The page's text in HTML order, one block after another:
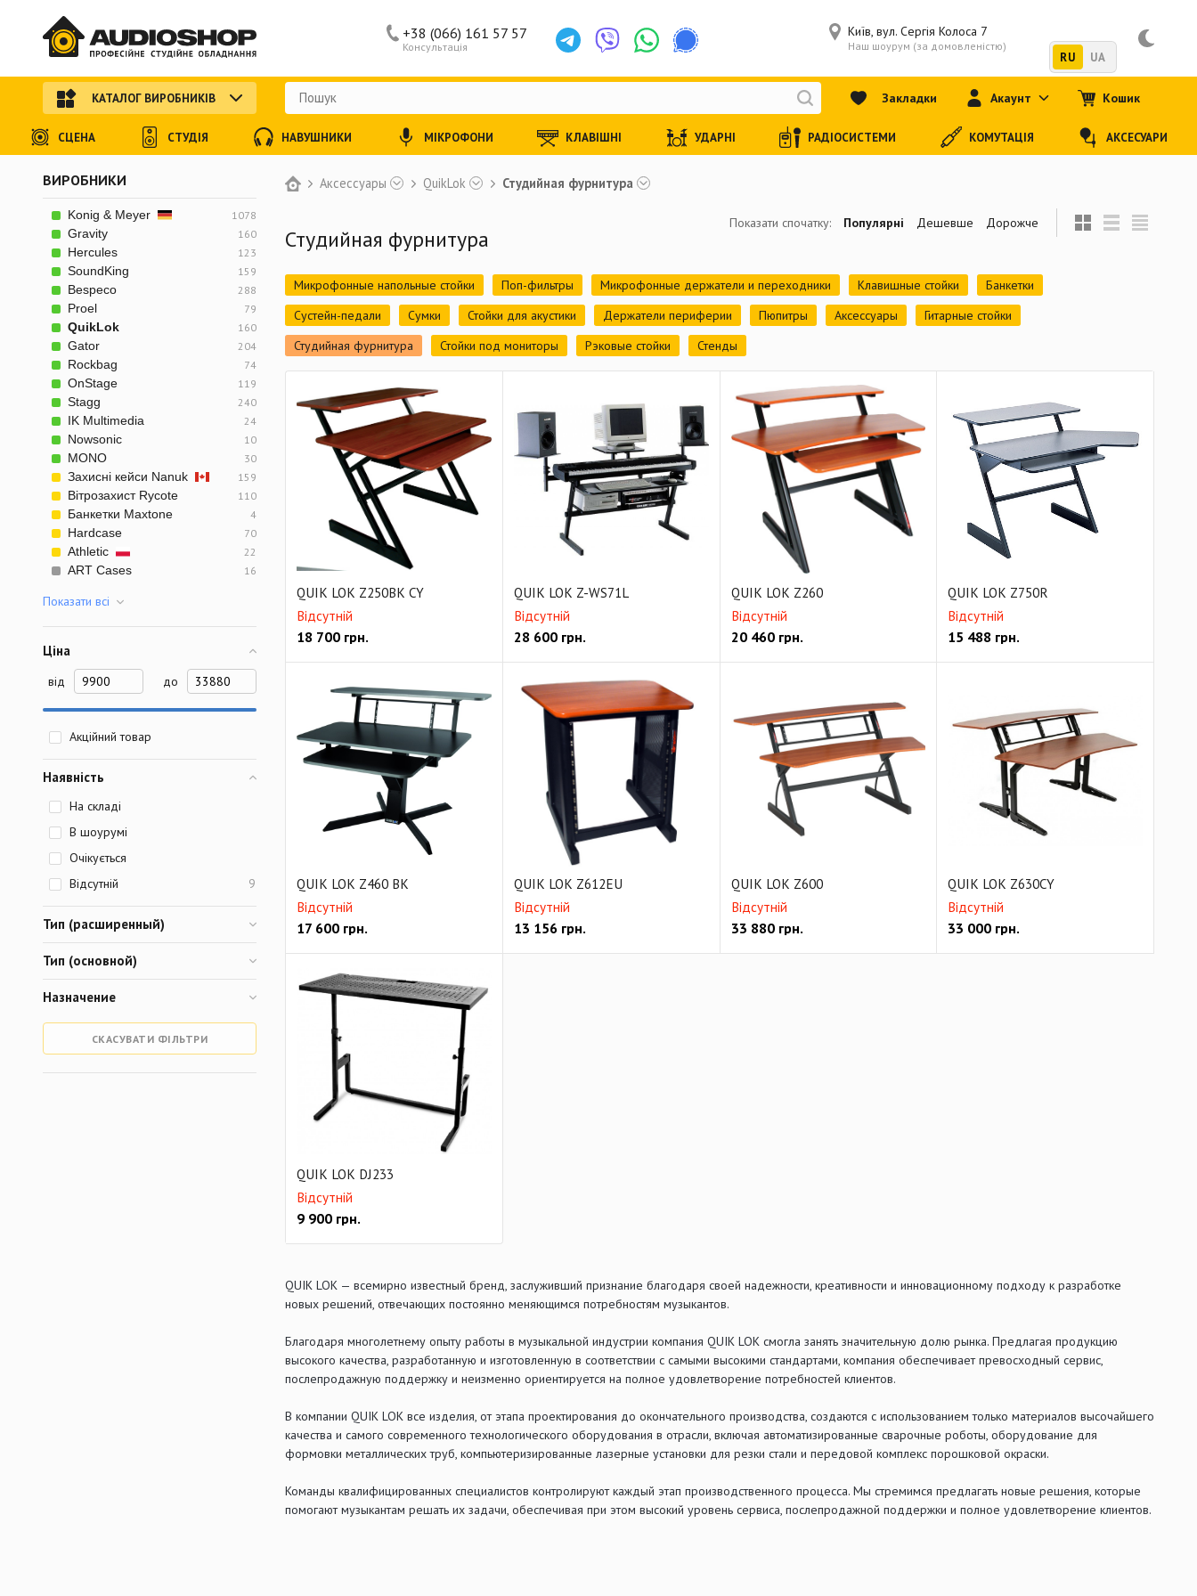
Аксессуары QuikLok Студийная фурнитура
Студийная фурнитура
Микрофонные напольные стойки Поп-фильтры Микрофонные держатели и переходники Клавишные стойки
Банкетки
Сустейн-педали
Сумки Стойки для акустики Держатели периферии Пюпитры Аксессуары
Гитарные стойки
Студийная фурнитура
Стойки под мониторы Рэковые стойки Стенды
QUIK LOK Z250BK CY
Відсутній
18 700 грн.
QUIK LOK Z-WS71L
Відсутній
28 600грн.
QUIK LOK Z260
Відсутній
20 460грн.
QUIK LOK Z750R
Відсутній
15 488 грн.
QUIK LOK Z460 BK
Відсутній
17 600 грн.
QUIK LOK Z612EU
Відсутній
13 156грн.
QUIK LOK Z600
Відсутній
33 880грн.
QUIK LOK Z630CY
Відсутній
33 000 грн.
QUIK LOK DJ233
Відсутній
9 900 грн.
Показати спочатку: Популярні Дешевше Дорожче
QUIK LOK — всемирно известный бренд, заслуживший признание благодаря своей надежности, креативности и инновационному подходу к разработке
новых решений, отвечающих постоянно меняющимся потребностям музыкантов.
Благодаря многолетнему опыту работы в музыкальной индустрии компания QUIK LOK смогла занять значительную долю рынка. Предлагая продукцию
высокого качества, разработанную и изготовленную в соответствии с самыми высокими стандартами, компания обеспечивает превосходный сервис,
послепродажную поддержку и неизменно ориентируется на полное удовлетворение потребностей клиентов.
В компании QUIK LOK все изделия, от этапа проектирования до окончательного производства, создаются с использованием только материалов высочайшего
качества и самого современного технологического оборудования в отрасли, включая автоматизированные сварочные роботы, оборудование для
формовки металлических труб, компьютеризированные лазерные установки для резки стали и передовой комплекс порошковой окраски.
Команды квалифицированных специалистов контролируют каждый этап производственного процесса. Мы стремимся предлагать новые решения, которые
помогают музыкантам решать их задачи, обеспечивая при этом высокий уровень сервиса, послепродажной поддержки и полное удовлетворение клиентов.
ВИРОБНИКИ
Konig & Meyer 1078
Gravity 160
Hercules 123
SoundKing 159
Bespeco 288
Proel 79
QuikLok 160
Gator 204
Rockbag 74
OnStage 119
Stagg 240
IK Multimedia 24
Nowsonic 10
MONO 30
Захисні кейси Nanuk 159
Вітрозахист Rycote 110
Банкетки Maxtone 4
Hardcase 70
Athletic 22
ART Cases 16
Показати всi
Ціна
від до
Акційний товар
Наявність
На складі
В шоурумі
Очікується
Відсутній
9
Тип (расширенный)
Тип (основной)
Назначение
СКАСУВАТИ ФІЛЬТРИ
Консультація
+38 (066) 161 57 57 Київ, вул. Сергія Колоса 7
Наш шоурум (за домовленістю)
RU UA
КАТАЛОГ ВИРОБНИКІВ Закладки Акаунт Кошик
СЦЕНА СТУДІЯ НАВУШНИКИ МІКРОФОНИ КЛАВІШНІ УДАРНІ РАДІОСИСТЕМИ КОМУТАЦІЯ АКСЕСУАРИ